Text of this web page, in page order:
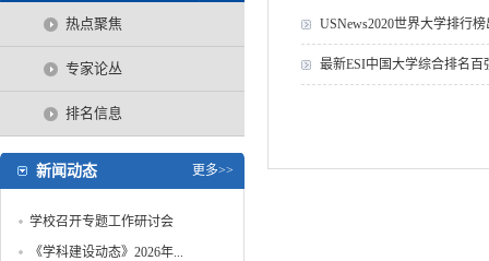
热点聚焦
专家论丛
排名信息
更多>>
新闻动态
学校召开专题工作研讨会
《学科建设动态》2026年...
USNews2020世界大学排行
最新ESI中国大学综合排名百